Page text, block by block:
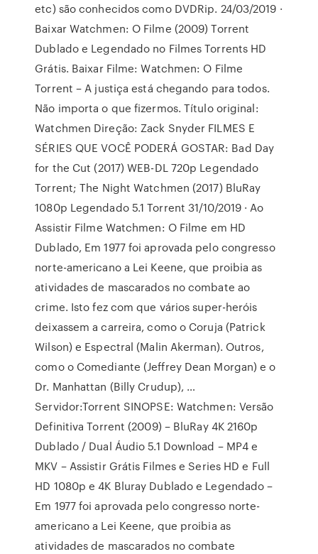
etc) são conhecidos como DVDRip. 24/03/2019 ·
Baixar Watchmen: O Filme (2009) Torrent
Dublado e Legendado no Filmes Torrents HD
Grátis. Baixar Filme: Watchmen: O Filme
Torrent – A justiça está chegando para todos.
Não importa o que fizermos. Título original:
Watchmen Direção: Zack Snyder FILMES E
SÉRIES QUE VOCÊ PODERÁ GOSTAR: Bad Day
for the Cut (2017) WEB-DL 720p Legendado
Torrent; The Night Watchmen (2017) BluRay
1080p Legendado 5.1 Torrent 31/10/2019 · Ao
Assistir Filme Watchmen: O Filme em HD
Dublado, Em 1977 foi aprovada pelo congresso
norte-americano a Lei Keene, que proibia as
atividades de mascarados no combate ao
crime. Isto fez com que vários super-heróis
deixassem a carreira, como o Coruja (Patrick
Wilson) e Espectral (Malin Akerman). Outros,
como o Comediante (Jeffrey Dean Morgan) e o
Dr. Manhattan (Billy Crudup), …
Servidor:Torrent SINOPSE: Watchmen: Versão
Definitiva Torrent (2009) – BluRay 4K 2160p
Dublado / Dual Áudio 5.1 Download – MP4 e
MKV – Assistir Grátis Filmes e Series HD e Full
HD 1080p e 4K Bluray Dublado e Legendado –
Em 1977 foi aprovada pelo congresso norte-
americano a Lei Keene, que proibia as
atividades de mascarados no combate